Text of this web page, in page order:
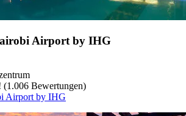
Airport by IHG
(1.006 Bewertungen)
Airport by IHG